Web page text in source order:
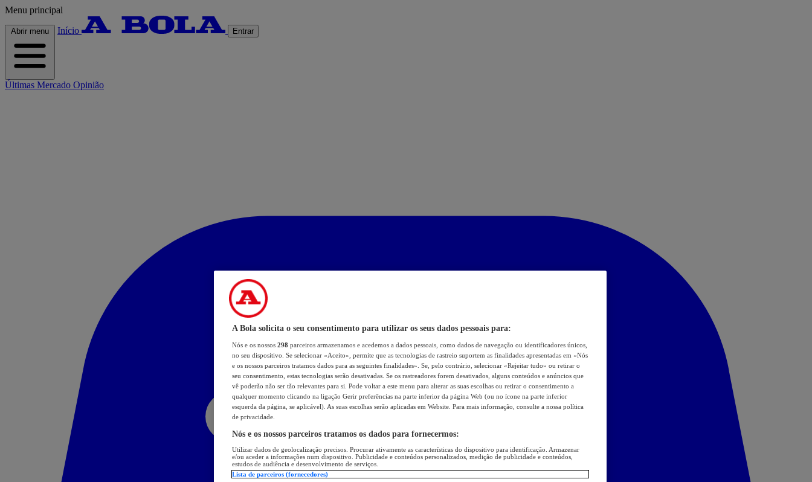
Menu principal
Abrir menu Início Entrar
Últimas Mercado Opinião
A Bola solicita o seu consentimento para utilizar os seus dados pessoais para:
Nós e os nossos 298 parceiros armazenamos e acedemos a dados pessoais, como dados de navegação ou identificadores únicos,
no seu dispositivo. Se selecionar «Aceito», permite que as tecnologias de rastreio suportem as finalidades apresentadas em «Nós
e os nossos parceiros tratamos dados para as seguintes finalidades». Se, pelo contrário, selecionar «Rejeitar tudo» ou retirar o
seu consentimento, estas tecnologias serão desativadas. Se os rastreadores forem desativados, alguns conteúdos e anúncios que
vê poderão não ser tão relevantes para si. Pode voltar a este menu para alterar as suas escolhas ou retirar o consentimento a
qualquer momento clicando na ligação Gerir preferências na parte inferior da página Web (ou no ícone na parte inferior
esquerda da página, se aplicável). As suas escolhas serão aplicadas em Website. Para mais informação, consulte a nossa política
de privacidade.
Nós e os nossos parceiros tratamos os dados para fornecermos:
Utilizar dados de geolocalização precisos. Procurar ativamente as características do dispositivo para identificação. Armazenar
e/ou aceder a informações num dispositivo. Publicidade e conteúdos personalizados, medição de publicidade e conteúdos,
estudos de audiência e desenvolvimento de serviços.
Lista de parceiros (fornecedores)